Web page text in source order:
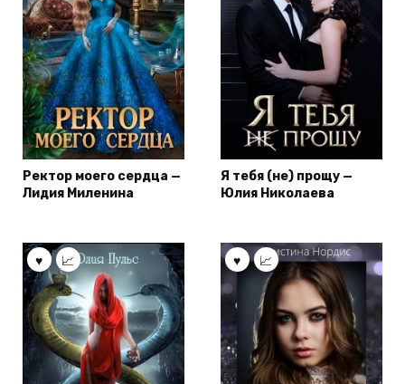
Ректор моего сердца —
Лидия Миленина
Я тебя (не) прощу —
Юлия Николаева